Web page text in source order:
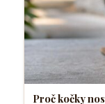
Proč kočky